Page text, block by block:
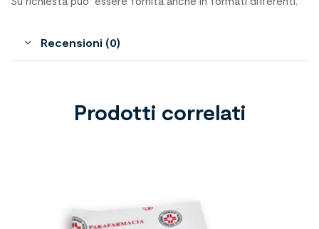
Recensioni (0)
Prodotti correlati